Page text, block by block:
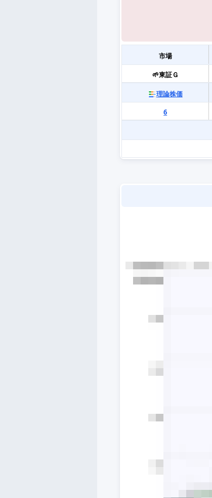
市場
🌱東証Ｇ
理論株価
6